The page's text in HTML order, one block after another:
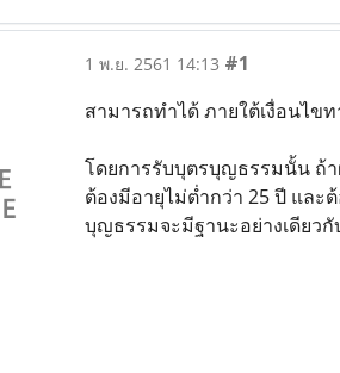
1 พ.ย. 2561 14:13 #1
สามารถทำได้ ภายใต้เงื่อนไข
โดยการรับบุตรบุญธรรมนั้น ถ้า
ต้องมีอายุไม่ต่ำกว่า 25 ปี แล
บุญธรรมจะมีฐานะอย่างเดียว